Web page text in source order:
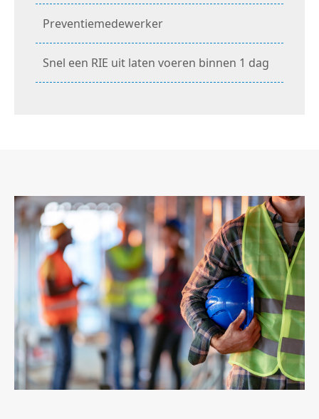
Preventiemedewerker
Snel een RIE uit laten voeren binnen 1 dag